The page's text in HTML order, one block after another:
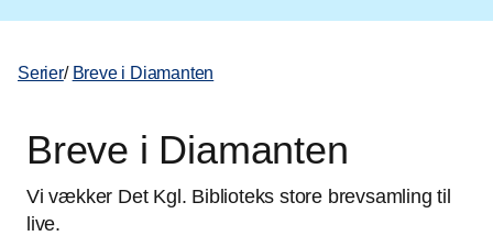
Serier/ Breve i Diamanten
Breve i Diamanten
Vi vækker Det Kgl. Biblioteks store brevsamling til
live.